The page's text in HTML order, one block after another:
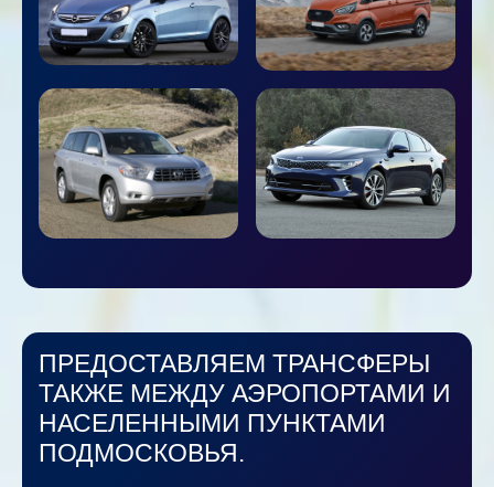
ПРЕДОСТАВЛЯЕМ ТРАНСФЕРЫ
ТАКЖЕ МЕЖДУ АЭРОПОРТАМИ И
НАСЕЛЕННЫМИ ПУНКТАМИ
ПОДМОСКОВЬЯ.